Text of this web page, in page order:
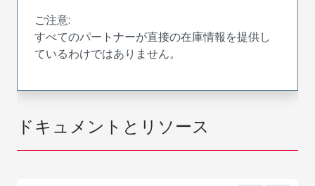
ドキュメントとリソース
ご注意:
すべてのパートナーが直接の在庫情報を提供し
ているわけではありません。